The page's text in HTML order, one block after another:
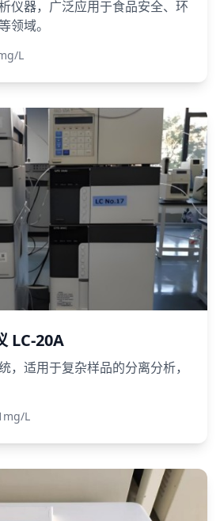
仪器，广泛应用于食品安全、环
领域。
L
LC-20A
，适用于复杂样品的分离分析，
L